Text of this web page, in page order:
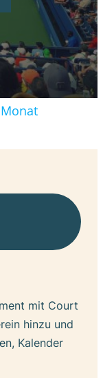
mit Court
hinzu und
Kalender